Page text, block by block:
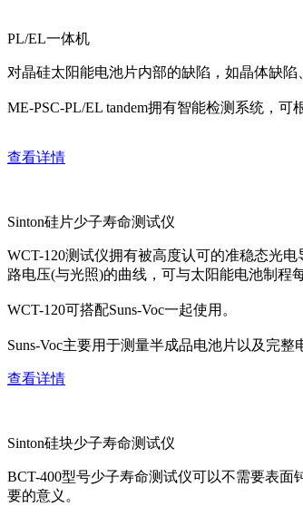
PL/EL一体机
对晶硅太阳能电池片内部的缺陷，如晶体缺
ME-PSC-PL/EL tandem拥有智能检测系统，
查看详情
Sinton硅片少子寿命测试仪
WCT-120测试仪拥有被高度认可的准稳态光
路电压(与光照)的曲线，可与太阳能电池制程
WCT-120可搭配Suns-Voc一起使用。
Suns-Voc主要用于测量半成品电池片以及完
查看详情
Sinton硅块少子寿命测试仪
BCT-400型号少子寿命测试仪可以不需要表
要的意义。